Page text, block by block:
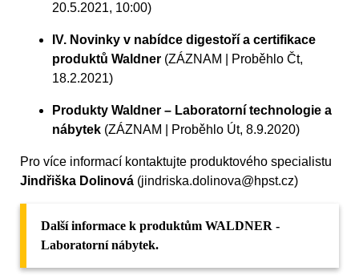
20.5.2021, 10:00)
IV. Novinky v nabídce digestoří a certifikace
produktů Waldner (ZÁZNAM | Proběhlo Čt,
18.2.2021)
Produkty Waldner – Laboratorní technologie a
nábytek (ZÁZNAM | Proběhlo Út, 8.9.2020)
Pro více informací kontaktujte produktového specialistu
Jindřiška Dolinová (jindriska.dolinova@hpst.cz)
Další informace k produktům WALDNER -
Laboratorní nábytek.